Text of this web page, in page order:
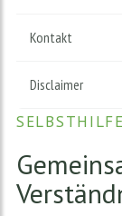
Kontakt
Disclaimer